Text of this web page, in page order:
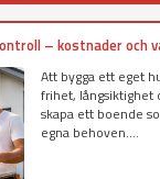
– kostnader och
Att bygga ett eget
frihet,
skapa ett boende
egna behoven....